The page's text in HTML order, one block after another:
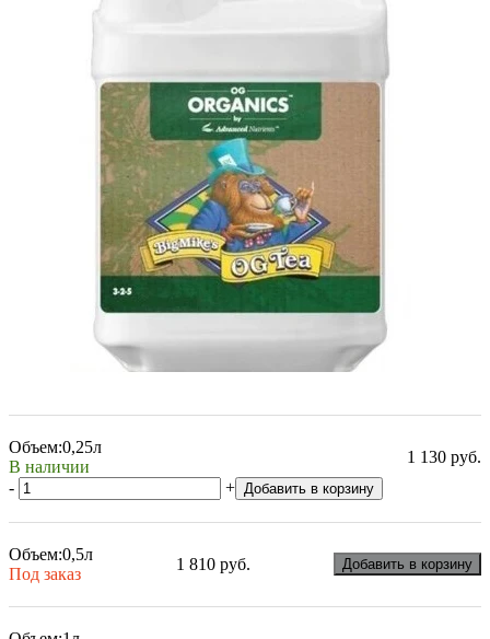
Объем:0,25л
В наличии
1 130 руб.
-
+ Добавить в корзину
Объем:0,5л
Под заказ
1 810 руб. Добавить в корзину